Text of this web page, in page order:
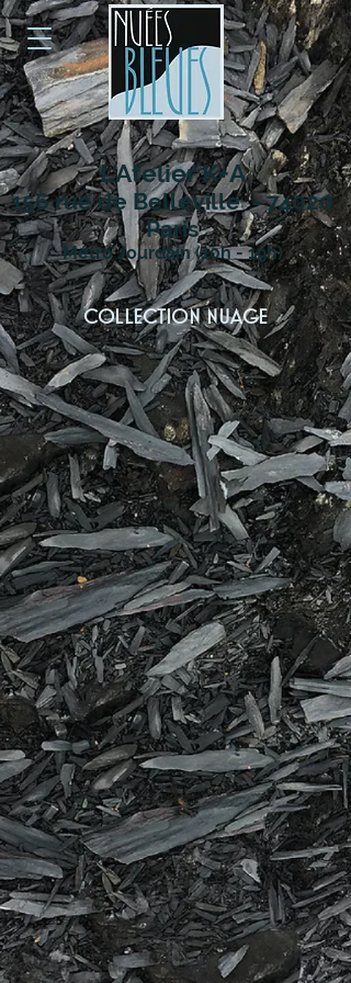
L'Atelier K+A
156 rue de Belleville - 74020
Paris
Métro Jourdain (10h - 19h)
Collection Nuage
Bracelet Jonc Bague
Bague Bracelet Jonc